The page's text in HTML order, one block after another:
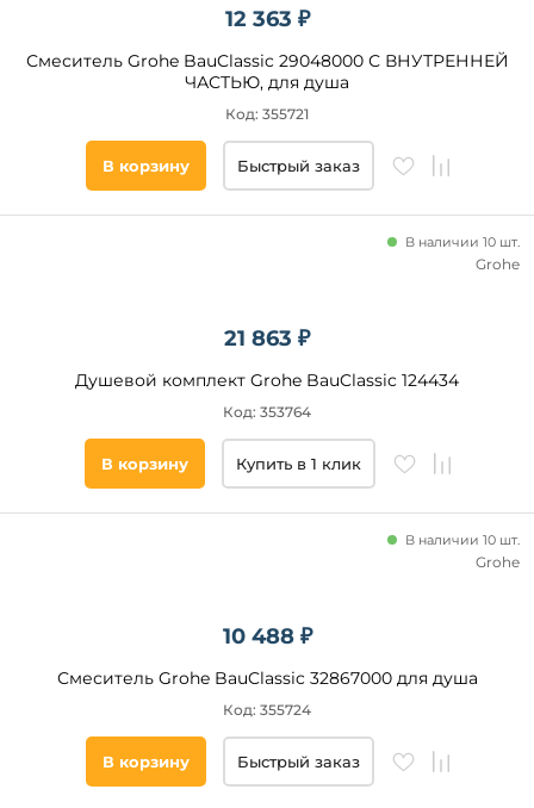
Наличие
12 363 ₽
Смеситель Grohe BauClassic 29048000 С ВНУТРЕННЕЙ
ЧАСТЬЮ, для душа
Код: 355721
В корзину Быстрый заказ
21 863 ₽
Душевой комплект Grohe BauClassic 124434
В наличии 10 шт.
Код: 353764
Grohe
В корзину Купить в 1 клик
10 488 ₽
Смеситель Grohe BauClassic 32867000 для душа
В наличии 10 шт.
Код: 355724
Grohe
В корзину Быстрый заказ